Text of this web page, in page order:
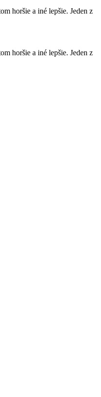
horšie a iné lepšie. Jeden z
horšie a iné lepšie. Jeden z